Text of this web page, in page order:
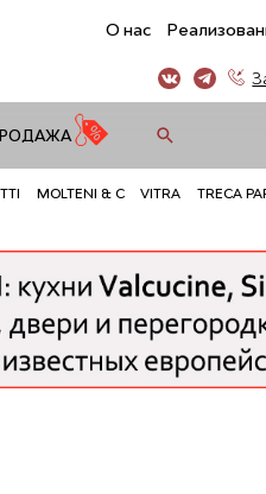
О нас
MOLTENI & C VITRA TRECA